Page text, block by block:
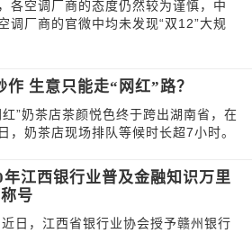
各空调厂商的态度仍然较为谨慎，中
调厂商的官微中均未发现“双12”大规
生意只能走“网红”路？
”奶茶店茶颜悦色终于跨出湖南省，在
，奶茶店现场排队等候时长超7小时。
江西银行业普及金融知识万里
号
近日，江西省银行业协会授予赣州银行